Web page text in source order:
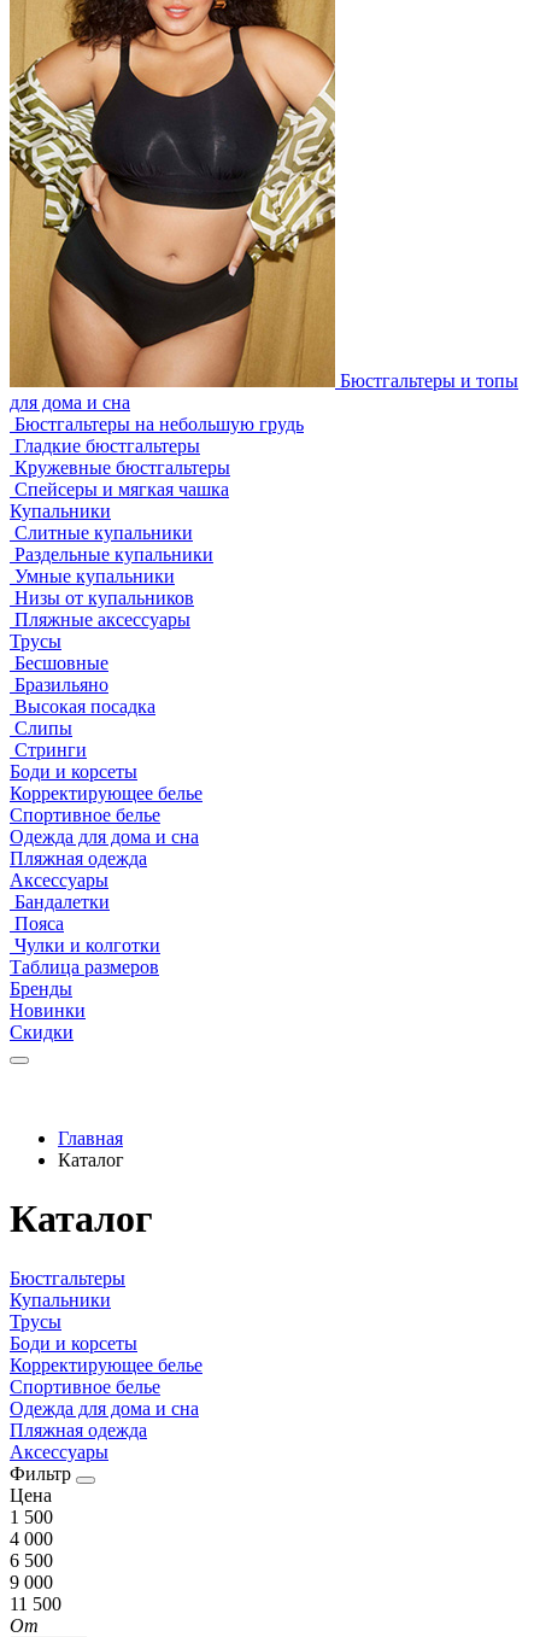
Бюстгальтеры и топы
для дома и сна
Бюстгальтеры на небольшую грудь
Гладкие бюстгальтеры
Кружевные бюстгальтеры
Спейсеры и мягкая чашка
Купальники
Слитные купальники
Раздельные купальники
Умные купальники
Низы от купальников
Пляжные аксессуары
Трусы
Бесшовные
Бразильяно
Высокая посадка
Слипы
Стринги
Боди и корсеты
Корректирующее белье
Спортивное белье
Одежда для дома и сна
Пляжная одежда
Аксессуары
Бандалетки
Пояса
Чулки и колготки
Таблица размеров
Бренды
Новинки
Скидки
Главная
Каталог
Каталог
Бюстгальтеры
Купальники
Трусы
Боди и корсеты
Корректирующее белье
Спортивное белье
Одежда для дома и сна
Пляжная одежда
Аксессуары
Фильтр
Цена
1 500
4 000
6 500
9 000
11 500
От